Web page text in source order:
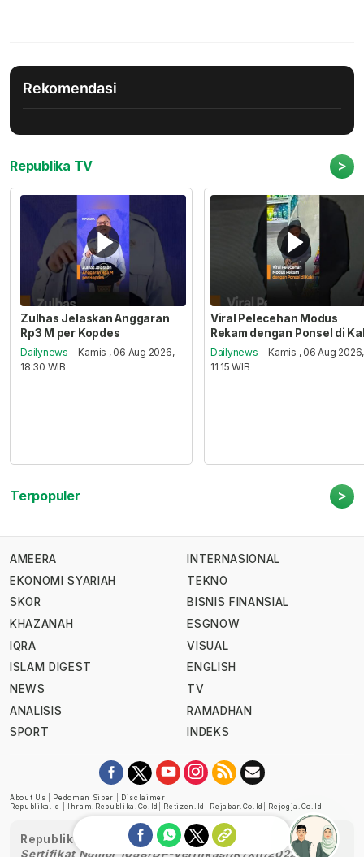
Rekomendasi
Republika TV >
Zulhas Jelaskan Anggaran
Rp3 M per Kopdes
Dailynews - Kamis , 06 Aug 2026,
18:30 WIB
Viral Pelecehan Modus
Rekam dengan Ponsel di
Dailynews - Kamis , 06 Aug 2026,
11:15 WIB
Terpopuler >
AMEERA
EKONOMI SYARIAH
SKOR
KHAZANAH
IQRA
ISLAM DIGEST
NEWS
ANALISIS
SPORT
INTERNASIONAL
TEKNO
BISNIS FINANSIAL
ESGNOW
VISUAL
ENGLISH
TV
RAMADHAN
INDEKS
About Us Pedoman Siber
Disclaimer
Republika.id
Ihram.republika.co.id Retizen.id Rejabar.co.id Rejogja.co.id
Republika telah diverifikasi oleh Dewan Pers
Sertifikat Nomor 1058/DP-Verifikasi/K/XII/2022